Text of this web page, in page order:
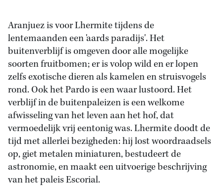
Aranjuez is voor Lhermite tijdens de
lentemaanden een 'aards paradijs'. Het
buitenverblijf is omgeven door alle mogelijke
soorten fruitbomen; er is volop wild en er lopen
zelfs exotische dieren als kamelen en struisvogels
rond. Ook het Pardo is een waar lustoord. Het
verblijf in de buitenpaleizen is een welkome
afwisseling van het leven aan het hof, dat
vermoedelijk vrij eentonig was. Lhermite doodt de
tijd met allerlei bezigheden: hij lost woordraadsels
op, giet metalen miniaturen, bestudeert de
astronomie, en maakt een uitvoerige beschrijving
van het paleis Escorial.